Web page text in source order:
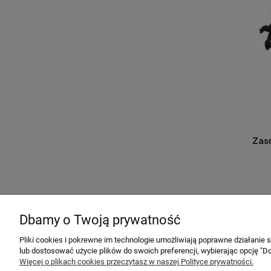
MOJE KONTO
Twoje zamówienia
POMOC
Regulaminy
Dbamy o Twoją prywatność
Pliki cookies i pokrewne im technologie umożliwiają poprawne
lub dostosować użycie plików do swoich preferencji, wybierając opcję
Więcej o plikach cookies przeczytasz w naszej Polityce prywatności.